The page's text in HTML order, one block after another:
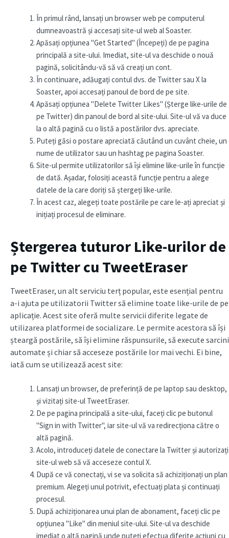
În primul rând, lansați un browser web pe computerul
dumneavoastră și accesați site-ul web al Soaster.
Apăsați opțiunea "Get Started" (Începeți) de pe pagina
principală a site-ului. Imediat, site-ul va deschide o nouă
pagină, solicitându-vă să vă creați un cont.
În continuare, adăugați contul dvs. de Twitter sau X la
Soaster, apoi accesați panoul de bord de pe site.
Apăsați opțiunea "Delete Twitter Likes" (Șterge like-urile de
pe Twitter) din panoul de bord al site-ului. Site-ul vă va duce
la o altă pagină cu o listă a postărilor dvs. apreciate.
Puteți găsi o postare apreciată căutând un cuvânt cheie, un
nume de utilizator sau un hashtag pe pagina Soaster.
Site-ul permite utilizatorilor să își elimine like-urile în funcție
de dată. Așadar, folosiți această funcție pentru a alege
datele de la care doriți să ștergeți like-urile.
În acest caz, alegeți toate postările pe care le-ați apreciat și
inițiați procesul de eliminare.
Ștergerea tuturor Like-urilor de
pe Twitter cu TweetEraser
TweetEraser, un alt serviciu terț popular, este esențial pentru
a-i ajuta pe utilizatorii Twitter să elimine toate like-urile de pe
aplicație. Acest site oferă multe servicii diferite legate de
utilizarea platformei de socializare. Le permite acestora să își
șteargă postările, să își elimine răspunsurile, să execute sarcini
automate și chiar să acceseze postările lor mai vechi. Ei bine,
iată cum se utilizează acest site:
Lansați un browser, de preferință de pe laptop sau desktop,
și vizitați site-ul TweetEraser.
De pe pagina principală a site-ului, faceți clic pe butonul
"Sign in with Twitter", iar site-ul vă va redirecționa către o
altă pagină.
Acolo, introduceți datele de conectare la Twitter și autorizați
site-ul web să vă acceseze contul X.
După ce vă conectați, vi se va solicita să achiziționați un plan
premium. Alegeți unul potrivit, efectuați plata și continuați
procesul.
După achiziționarea unui plan de abonament, faceți clic pe
opțiunea "Like" din meniul site-ului. Site-ul va deschide
imediat o altă pagină unde puteți efectua diferite acțiuni cu